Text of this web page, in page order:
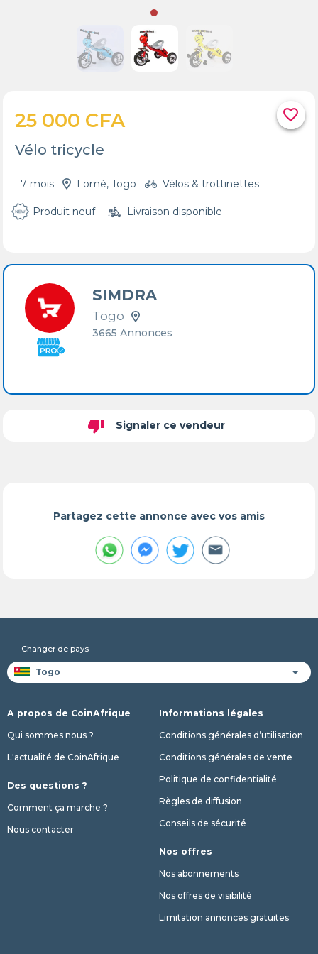
favorite_border
25 000 CFA
Vélo tricycle
7 mois Lomé, Togo Vélos & trottinettes
Produit neuf Livraison disponible
SIMDRA
Togo
3665 Annonces
thumb_down Signaler ce vendeur
Partagez cette annonce avec vos amis
Changer de pays
A propos de CoinAfrique
Qui sommes nous ?
L'actualité de CoinAfrique
Des questions ?
Comment ça marche ?
Nous contacter
Informations légales
Conditions générales d’utilisation
Conditions générales de vente
Politique de confidentialité
Règles de diffusion
Conseils de sécurité
Nos offres
Nos abonnements
Nos offres de visibilité
Limitation annonces gratuites